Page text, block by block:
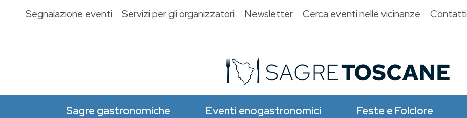
Sagre gastronomiche Eventi enogastronomici Feste e Folclore
Segnalazione eventi Servizi per gli organizzatori Newsletter Cerca eventi nelle vicinanze Contatti